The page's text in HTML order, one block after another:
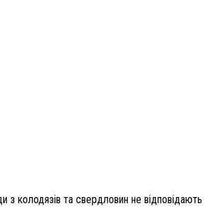
з колодязів та свердловин не відповідають